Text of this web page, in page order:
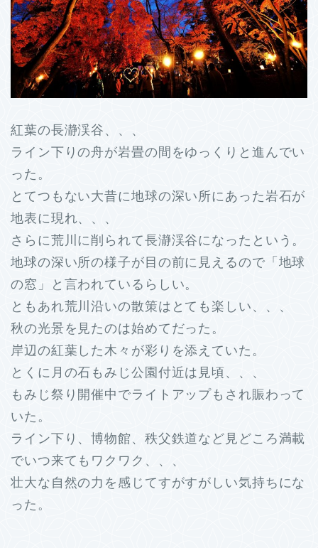
紅葉の長瀞渓谷、、、
ライン下りの舟が岩畳の間をゆっくりと進んでい
った。
とてつもない大昔に地球の深い所にあった岩石が
地表に現れ、、、
さらに荒川に削られて長瀞渓谷になったという。
地球の深い所の様子が目の前に見えるので「地球
の窓」と言われているらしい。
ともあれ荒川沿いの散策はとても楽しい、、、
秋の光景を見たのは始めてだった。
岸辺の紅葉した木々が彩りを添えていた。
とくに月の石もみじ公園付近は見頃、、、
もみじ祭り開催中でライトアップもされ賑わって
いた。
ライン下り、博物館、秩父鉄道など見どころ満載
でいつ来てもワクワク、、、
壮大な自然の力を感じてすがすがしい気持ちにな
った。